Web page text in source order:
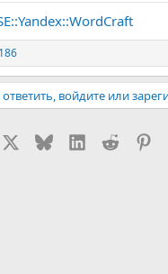
войдите или
BlueskyLinkedIn
Reddit